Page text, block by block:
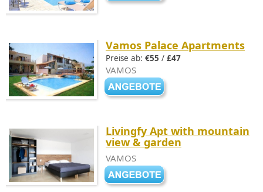
Vamos Palace Apartments
Preise ab: €55 / £47
VAMOS
Livingfy Apt with mountain
view & garden
VAMOS